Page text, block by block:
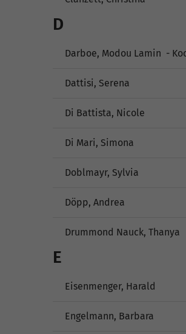
D
Darboe, Modou Lamin -
Dattisi, Serena
Di Battista, Nicole
Di Mari, Simona
Doblmayr, Sylvia
Döpp, Andrea
Drummond Nauck, Thanya
E
Eisenmenger, Harald
Engelmann, Barbara